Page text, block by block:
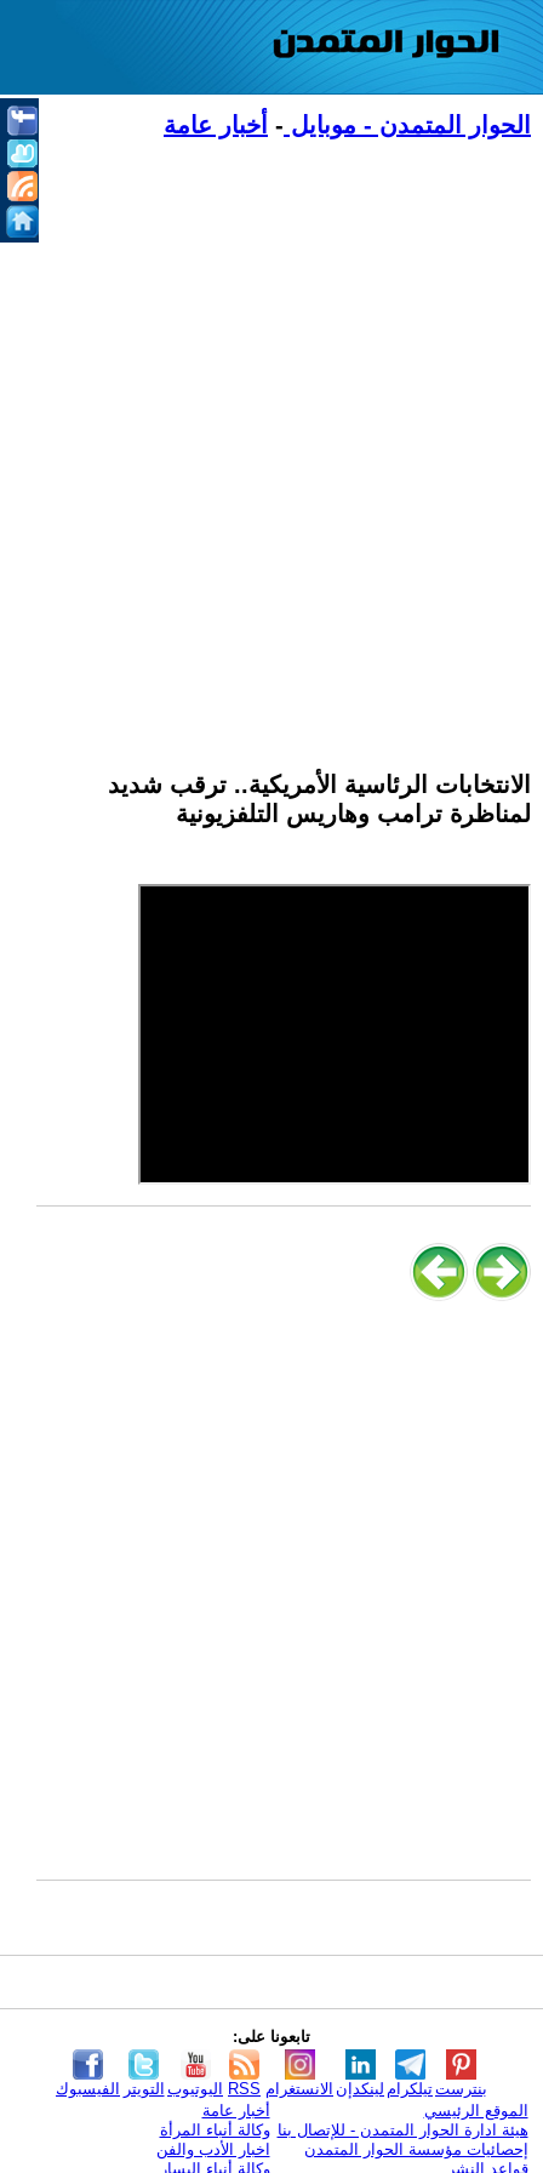
الحوار المتمدن - موبايل - أخبار عامة
الانتخابات الرئاسية الأمريكية.. ترقب شديد
لمناظرة ترامب وهاريس التلفزيونية
تابعونا على:
الفيسبوك التويتر اليوتيوب RSS الانستغرام لينكدإن تيلكرامبنترست
الموقع الرئيسي
هيئة ادارة الحوار المتمدن - للإتصال بنا
إحصائيات مؤسسة الحوار المتمدن
قواعد النشر
أخبار عامة
وكالة أنباء المرأة
اخبار الأدب والفن
وكالة أنباء اليسار